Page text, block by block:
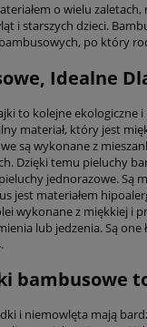
o wielu
i starszych dzieci.
po który
Idealne
to kolejne ekologiczne
materiał, który jest
są wykonane z
Dzięki temu pieluchy
jednorazowe. Są
jest materiałem
wykonane z miękkiej i
lub jedzenia. Są
bambusowe
i niemowlęta mają